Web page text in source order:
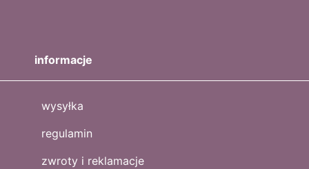
informacje
wysyłka
regulamin
zwroty i reklamacje